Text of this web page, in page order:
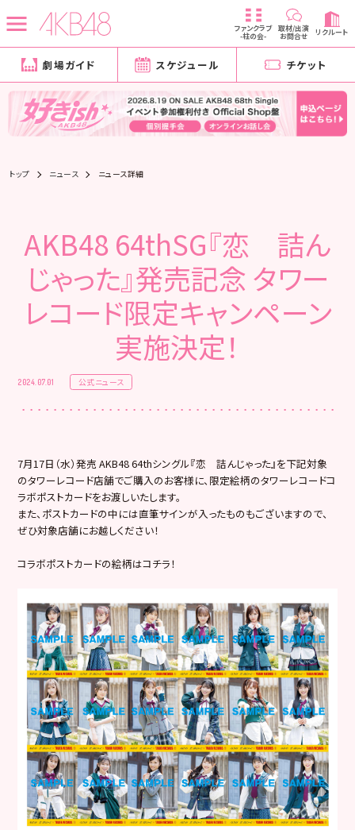
ファンクラブ
-柱の会-
取材/出演
お問合せ リクルート
劇場ガイド スケジュール チケット
トップ ニュース ニュース詳細
AKB48 64thSG『恋 詰ん
じゃった』発売記念 タワー
レコード限定キャンペーン
実施決定！
2024.07.01 公式ニュース
7月17日（水）発売 AKB48 64thシングル『恋 詰んじゃった』を下記対象
のタワーレコード店舗でご購入のお客様に、限定絵柄のタワーレコードコ
ラボポストカードをお渡しいたします。
また、ポストカードの中には直筆サインが入ったものもございますので、
ぜひ対象店舗にお越しください！
コラボポストカードの絵柄はコチラ！